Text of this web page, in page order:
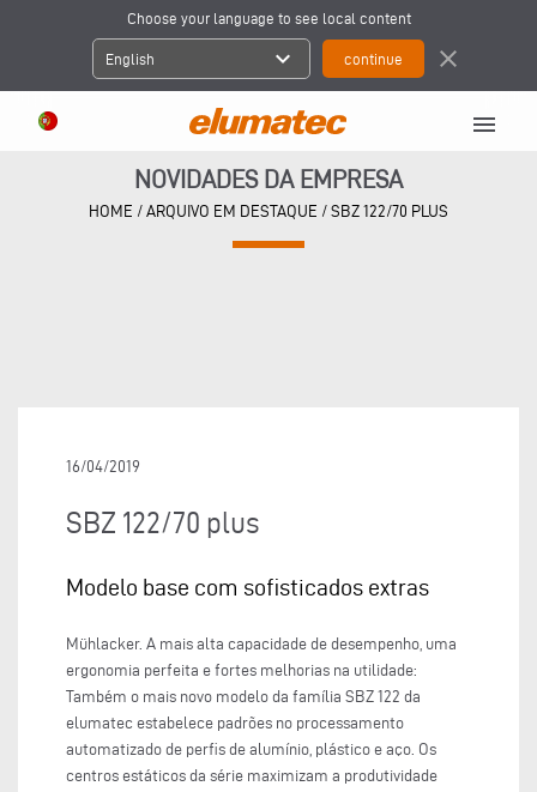
Choose your language to see local content
English expand_more close
menu
NOVIDADES DA EMPRESA
HOME / ARQUIVO EM DESTAQUE / SBZ 122/70 PLUS
16/04/2019
SBZ 122/70 plus
Modelo base com sofisticados extras
Mühlacker. A mais alta capacidade de desempenho, uma
ergonomia perfeita e fortes melhorias na utilidade:
Também o mais novo modelo da família SBZ 122 da
elumatec estabelece padrões no processamento
automatizado de perfis de alumínio, plástico e aço. Os
centros estáticos da série maximizam a produtividade